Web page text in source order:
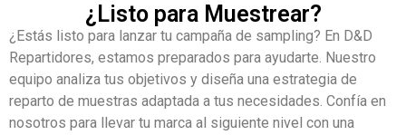
¿Listo para Muestrear?
¿Estás listo para lanzar tu campaña de sampling? En D&D
Repartidores, estamos preparados para ayudarte. Nuestro
equipo analiza tus objetivos y diseña una estrategia de
reparto de muestras adaptada a tus necesidades. Confía en
nosotros para llevar tu marca al siguiente nivel con una